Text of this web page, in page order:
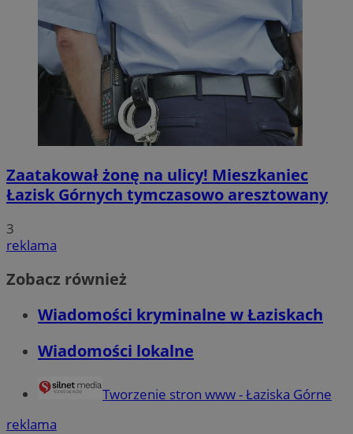
Zaatakował żonę na ulicy! Mieszkaniec
Łazisk Górnych tymczasowo aresztowany
3
reklama
Zobacz również
Wiadomości kryminalne w Łaziskach
Wiadomości lokalne
Tworzenie stron www - Łaziska Górne
reklama